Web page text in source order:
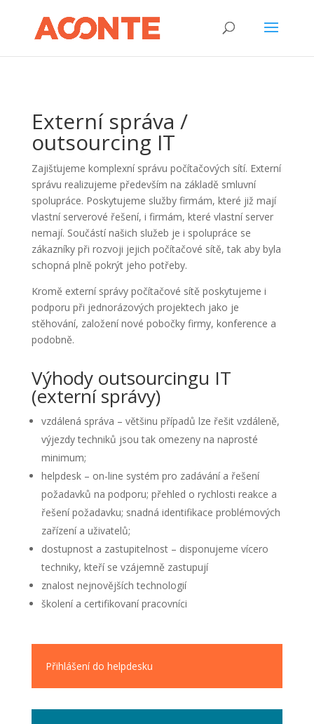
Externí správa /
outsourcing IT
Zajišťujeme komplexní správu počítačových sítí. Externí
správu realizujeme především na základě smluvní
spolupráce. Poskytujeme služby firmám, které již mají
vlastní serverové řešení, i firmám, které vlastní server
nemají. Součástí našich služeb je i spolupráce se
zákazníky při rozvoji jejich počítačové sítě, tak aby byla
schopná plně pokrýt jeho potřeby.
Kromě externí správy počítačové sítě poskytujeme i
podporu při jednorázových projektech jako je
stěhování, založení nové pobočky firmy, konference a
podobně.
Výhody outsourcingu IT
(externí správy)
vzdálená správa – většinu případů lze řešit vzdáleně,
výjezdy techniků jsou tak omezeny na naprosté
minimum;
helpdesk – on-line systém pro zadávání a řešení
požadavků na podporu; přehled o rychlosti reakce a
řešení požadavku; snadná identifikace problémových
zařízení a uživatelů;
dostupnost a zastupitelnost – disponujeme vícero
techniky, kteří se vzájemně zastupují
znalost nejnovějších technologií
školení a certifikovaní pracovníci
Přihlášení do helpdesku